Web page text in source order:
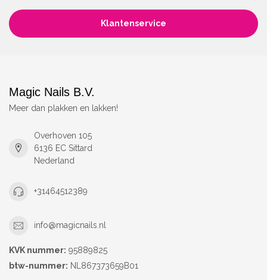
Klantenservice
Magic Nails B.V.
Meer dan plakken en lakken!
Overhoven 105
6136 EC Sittard
Nederland
+31464512389
info@magicnails.nl
KVK nummer: 95889825
btw-nummer: NL867373659B01